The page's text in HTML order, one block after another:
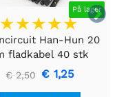

På lager
Han-Hun 20
fladkabel 40 stk
€ 2,50 € 1,25